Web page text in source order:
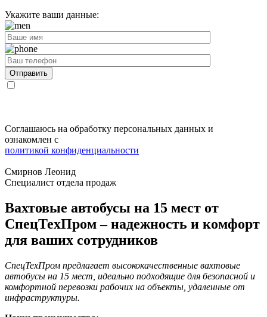
Укажите ваши данные:
Соглашаюсь на обработку персональных данных и
ознакомлен с
политикой конфиденциальности
Смирнов Леонид
Специалист отдела продаж
Вахтовые автобусы на 15 мест от
СпецТехПром – надежность и комфорт
для ваших сотрудников
СпецТехПром предлагает высококачественные вахтовые
автобусы на 15 мест, идеально подходящие для безопасной и
комфортной перевозки рабочих на объекты, удаленные от
инфраструктуры.